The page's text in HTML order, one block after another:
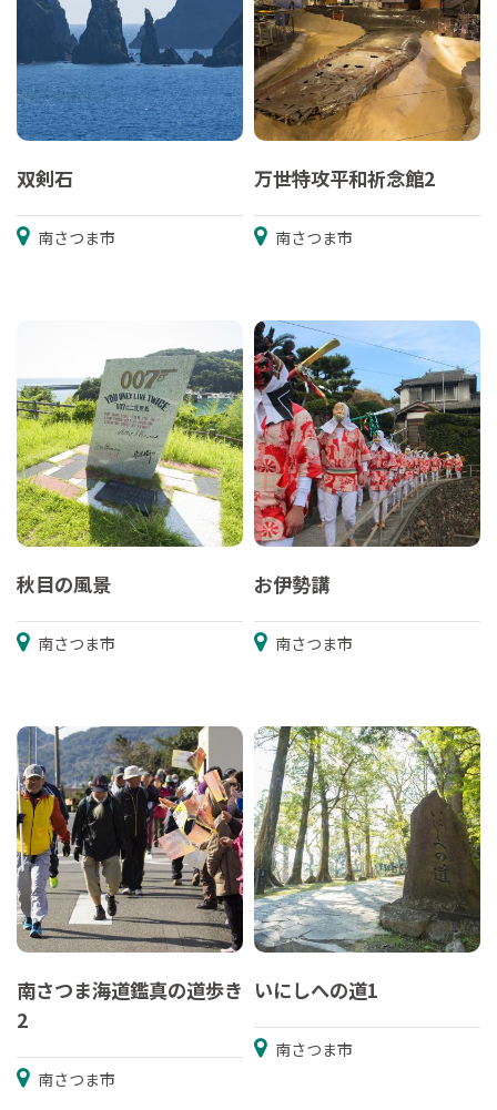
双剣石
南さつま市
万世特攻平和祈念館2
南さつま市
秋目の風景
南さつま市
お伊勢講
南さつま市
南さつま海道鑑真の道歩き
2
南さつま市
いにしへの道1
南さつま市